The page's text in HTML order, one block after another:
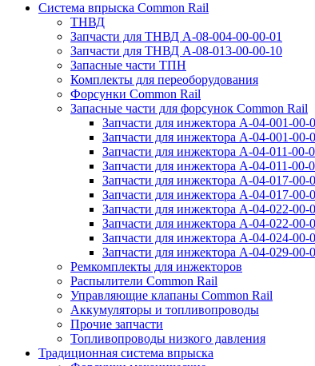
Система впрыска Common Rail
ТНВД
Запчасти для ТНВД А-08-⁠004-00-00-01
Запчасти для ТНВД А-08-⁠013-00-00-10
Запасные части ТПН
Комплекты для переоборудования
Форсунки Common Rail
Запасные части для форсунок Common Rail
Запчасти для инжектора А-04-001-00-
Запчасти для инжектора А-04-001-00-
Запчасти для инжектора А-04-011-00-
Запчасти для инжектора А-04-011-00-
Запчасти для инжектора А-04-017-00-
Запчасти для инжектора А-04-017-00-
Запчасти для инжектора А-04-022-00-
Запчасти для инжектора А-04-022-00-
Запчасти для инжектора А-04-024-00-
Запчасти для инжектора А-04-029-00-
Ремкомплекты для инжекторов
Распылители Common Rail
Управляющие клапаны Common Rail
Аккумуляторы и топливопроводы
Прочие запчасти
Топливопроводы низкого давления
Традиционная система впрыска